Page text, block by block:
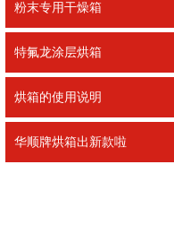
粉末专用干燥箱
特氟龙涂层烘箱
烘箱的使用说明
华顺牌烘箱出新款啦